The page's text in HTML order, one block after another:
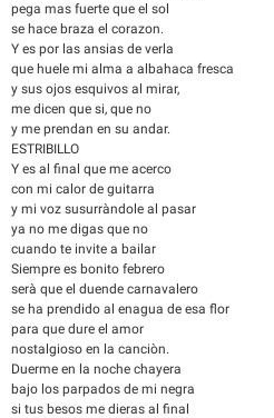
pega mas fuerte que el sol
se hace braza el corazon.
Y es por las ansias de verla
que huele mi alma a albahaca fresca
y sus ojos esquivos al mirar,
me dicen que si, que no
y me prendan en su andar.
ESTRIBILLO
Y es al final que me acerco
con mi calor de guitarra
y mi voz susurràndole al pasar
ya no me digas que no
cuando te invite a bailar
Siempre es bonito febrero
serà que el duende carnavalero
se ha prendido al enagua de esa flor
para que dure el amor
nostalgioso en la canciòn.
Duerme en la noche chayera
bajo los parpados de mi negra
si tus besos me dieras al final